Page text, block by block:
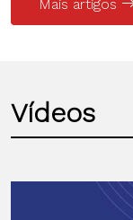
Mais artigos
Vídeos